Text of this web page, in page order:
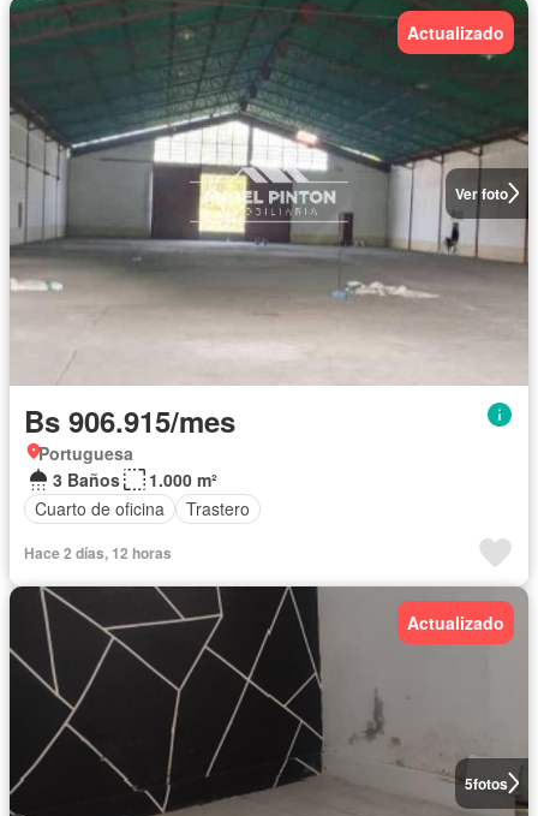
Ver foto
Actualizado
Bs 906.915/mes
Portuguesa
3 Baños
1.000 m²
Cuarto de oficina
Trastero
Hace 2 días, 12 horas
5fotos
Actualizado